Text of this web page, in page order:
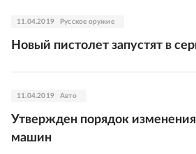
11.04.2019 Русское оружие
Новый пистолет запустят в
11.04.2019 Авто
Утвержден порядок
машин